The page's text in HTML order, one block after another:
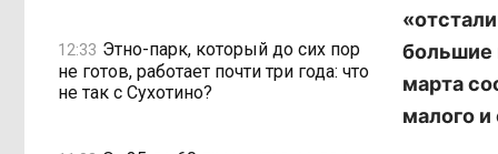
12:33 Этно-парк, который до сих пор
не готов, работает почти три года: что
не так с Сухотино?
большие
марта
малого и